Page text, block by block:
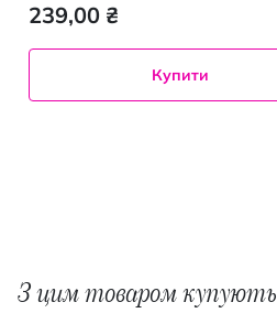
239,00 ₴
Купити
З цим товаром купують